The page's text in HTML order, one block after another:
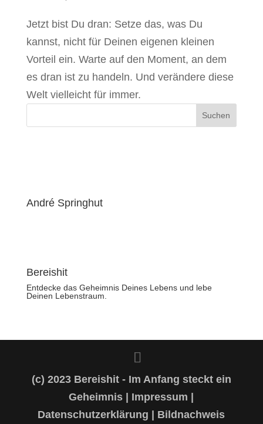
Jetzt bist Du dran: Setze das, was Du
kannst, nicht für Deinen eigenen kleinen
Vorteil ein. Warte auf den Moment, an dem
es dran ist zu handeln. Und verändere diese
Welt vielleicht für immer.
André Springhut
Bereishit
Entdecke das Geheimnis Deines Lebens und lebe
Deinen Lebenstraum.
(c) 2023 Bereishit - Im Anfang steckt ein
Geheimnis | Impressum
Datenschutzerklärung
Bildnachweis